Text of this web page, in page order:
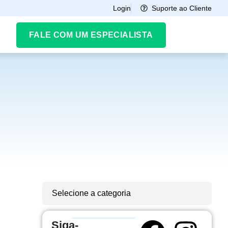
Login Suporte ao Cliente
FALE COM UM ESPECIALISTA
Selecione a categoria
Siga-